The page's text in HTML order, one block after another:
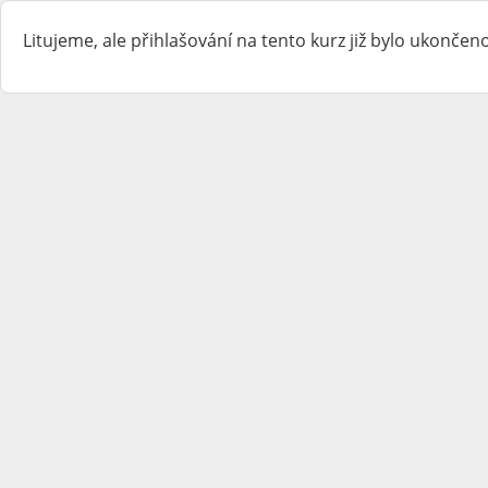
Litujeme, ale přihlašování na tento kurz již bylo